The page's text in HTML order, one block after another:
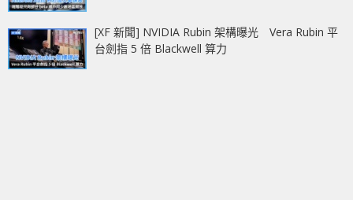
[XF 新聞] NVIDIA Rubin 架構曝光 Vera Rubin 平
台劍指 5 倍 Blackwell 算力